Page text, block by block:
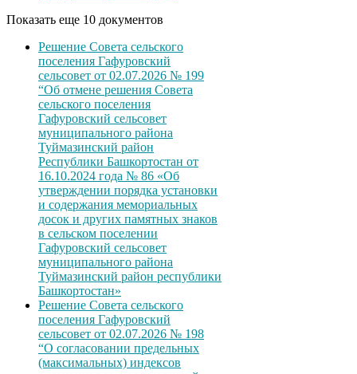
Показать еще 10 документов
Решение Совета сельского
поселения Гафуровский
сельсовет от 02.07.2026 № 199
“Об отмене решения Совета
сельского поселения
Гафуровский сельсовет
муниципального района
Туймазинский район
Республики Башкортостан от
16.10.2024 года № 86 «Об
утверждении порядка установки
и содержания мемориальных
досок и других памятных знаков
в сельском поселении
Гафуровский сельсовет
муниципального района
Туймазинский район республики
Башкортостан»
Решение Совета сельского
поселения Гафуровский
сельсовет от 02.07.2026 № 198
“О согласовании предельных
(максимальных) индексов